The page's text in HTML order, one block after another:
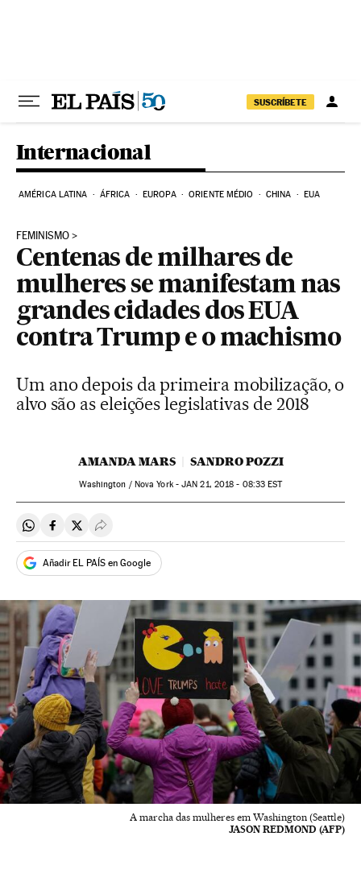
SUSCRÍBETE
Internacional
AMÉRICA LATINA ÁFRICA EUROPA ORIENTE MÉDIO CHINA EUA
FEMINISMO
Centenas de milhares de
mulheres se manifestam nas
grandes cidades dos EUA
contra Trump e o machismo
Um ano depois da primeira mobilização, o
alvo são as eleições legislativas de 2018
AMANDA MARS SANDRO POZZI
Washington / Nova York -JAN 21, 2018 - 08:33 EST
Compartir en Whatsapp
Compartir en Facebook
Compartir en Twitter
Desplegar Redes Sociales
Añadir EL PAÍS en Google
A marcha das mulheres em Washington (Seattle)
JASON REDMOND (AFP)